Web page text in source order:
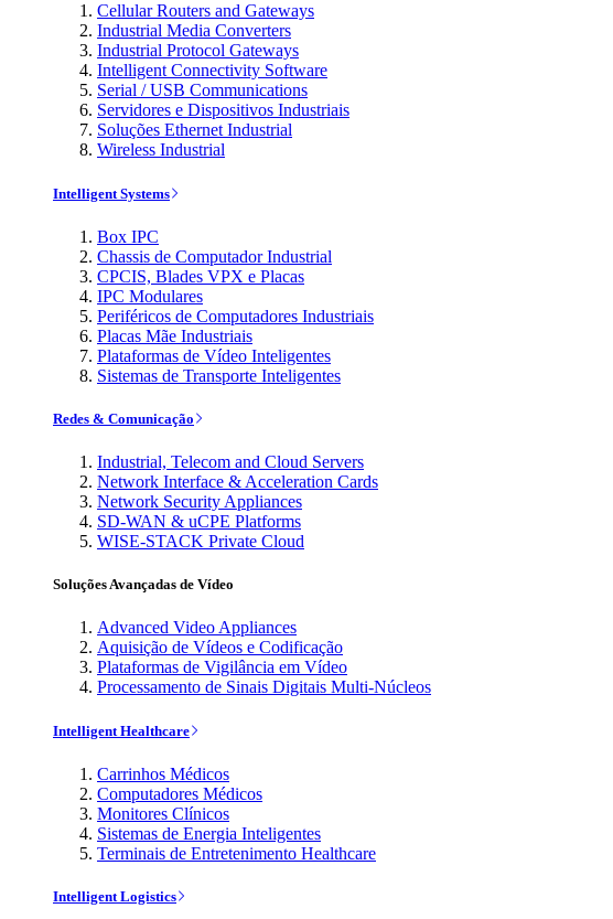
Cellular Routers and Gateways
Industrial Media Converters
Industrial Protocol Gateways
Intelligent Connectivity Software
Serial / USB Communications
Servidores e Dispositivos Industriais
Soluções Ethernet Industrial
Wireless Industrial
Intelligent Systems
Box IPC
Chassis de Computador Industrial
CPCIS, Blades VPX e Placas
IPC Modulares
Periféricos de Computadores Industriais
Placas Mãe Industriais
Plataformas de Vídeo Inteligentes
Sistemas de Transporte Inteligentes
Redes & Comunicação
Industrial, Telecom and Cloud Servers
Network Interface & Acceleration Cards
Network Security Appliances
SD-WAN & uCPE Platforms
WISE-STACK Private Cloud
Soluções Avançadas de Vídeo
Advanced Video Appliances
Aquisição de Vídeos e Codificação
Plataformas de Vigilância em Vídeo
Processamento de Sinais Digitais Multi-Núcleos
Intelligent Healthcare
Carrinhos Médicos
Computadores Médicos
Monitores Clínicos
Sistemas de Energia Inteligentes
Terminais de Entretenimento Healthcare
Intelligent Logistics